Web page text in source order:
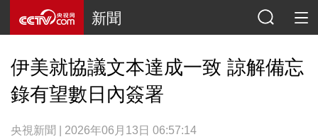
新聞
伊美就協議文本達成一致 諒解備忘
錄有望數日內簽署
央視新聞 | 2026年06月13日 06:57:14